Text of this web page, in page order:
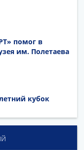
помог в
им. Полетаева
кубок